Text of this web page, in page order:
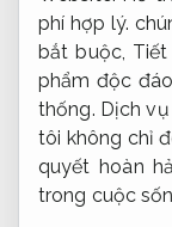
phí hợp lý.
bắt buộc,
phẩm độc
thống. Dịch
tôi không chỉ
quyết hoàn
trong cuộc